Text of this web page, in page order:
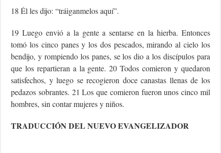
18 Él les dijo: “tráiganmelos aquí”.
19 Luego envió a la gente a sentarse en la hierba. Entonces
tomó los cinco panes y los dos pescados, mirando al cielo los
bendijo, y rompiendo los panes, se los dio a los discípulos para
que los repartieran a la gente. 20 Todos comieron y quedaron
satisfechos, y luego se recogieron doce canastas llenas de los
pedazos sobrantes. 21 Los que comieron fueron unos cinco mil
hombres, sin contar mujeres y niños.
TRADUCCIÓN DEL NUEVO EVANGELIZADOR